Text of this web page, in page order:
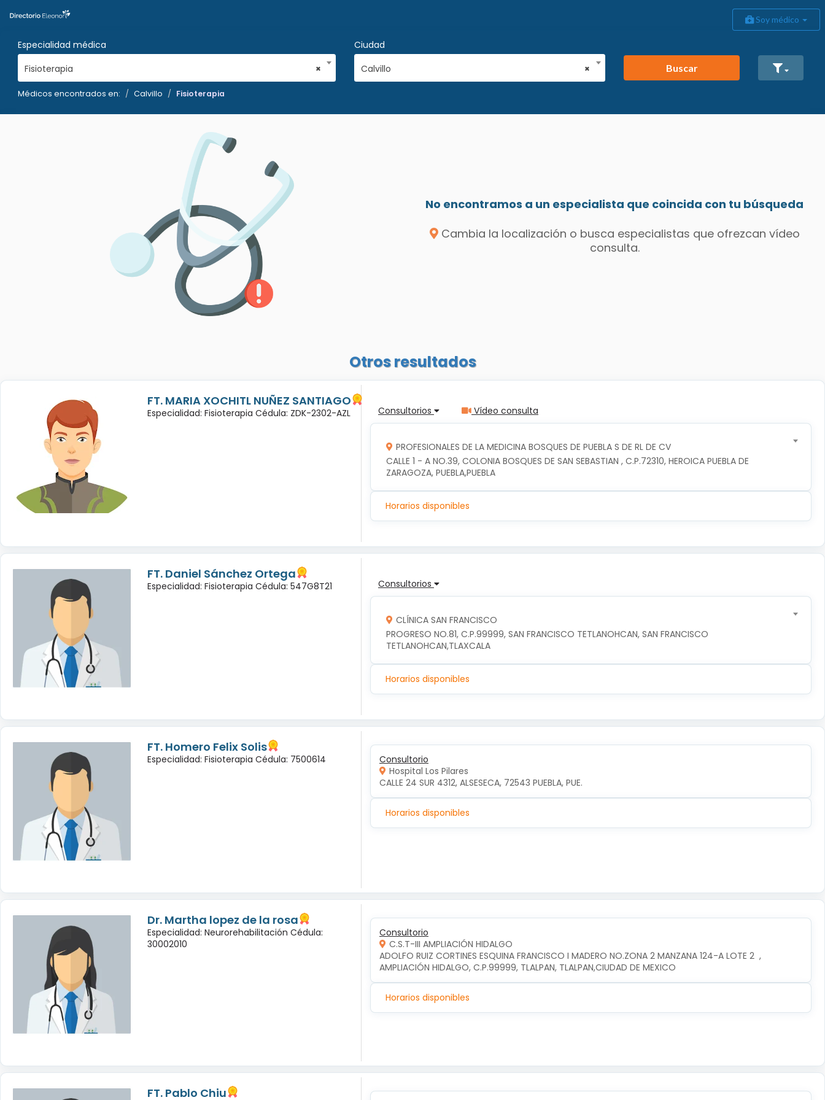
Soy médico
Especialidad médica
×
Fisioterapia
Ciudad
×
Calvillo Buscar
Médicos encontrados en: Calvillo Fisioterapia
No encontramos a un especialista que coincida con tu búsqueda
Cambia la localización o busca especialistas que ofrezcan vídeo
consulta.
Otros resultados
FT. MARIA XOCHITL NUÑEZ SANTIAGO
Especialidad: Fisioterapia Cédula: ZDK-2302-AZL Consultorios Vídeo consulta
PROFESIONALES DE LA MEDICINA BOSQUES DE PUEBLA S DE RL DE CV
CALLE 1 - A NO.39, COLONIA BOSQUES DE SAN SEBASTIAN , C.P.72310, HEROICA PUEBLA DE
ZARAGOZA, PUEBLA,PUEBLA
Horarios disponibles
FT. Daniel Sánchez Ortega
Especialidad: Fisioterapia Cédula: 547G8T21 Consultorios
CLÍNICA SAN FRANCISCO
PROGRESO NO.81, C.P.99999, SAN FRANCISCO TETLANOHCAN, SAN FRANCISCO
TETLANOHCAN,TLAXCALA
Horarios disponibles
FT. Homero Felix Solis
Especialidad: Fisioterapia Cédula: 7500614
Consultorio
Hospital Los Pilares
CALLE 24 SUR 4312, ALSESECA, 72543 PUEBLA, PUE.
Horarios disponibles
Dr. Martha lopez de la rosa
Especialidad: Neurorehabilitación Cédula:
30002010
Consultorio
C.S.T-III AMPLIACIÓN HIDALGO
ADOLFO RUIZ CORTINES ESQUINA FRANCISCO I MADERO NO.ZONA 2 MANZANA 124-A LOTE 2  ,
AMPLIACIÓN HIDALGO, C.P.99999, TLALPAN, TLALPAN,CIUDAD DE MEXICO
Horarios disponibles
FT. Pablo Chiu